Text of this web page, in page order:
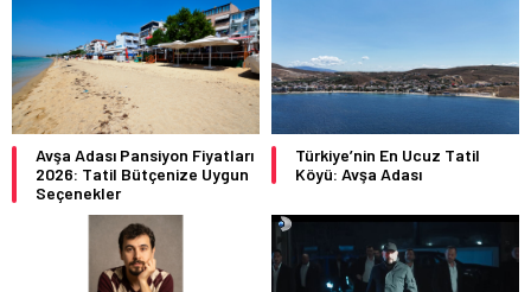
Avşa Adası Pansiyon Fiyatları
2026: Tatil Bütçenize Uygun
Seçenekler
Türkiye’nin En Ucuz Tatil
Köyü: Avşa Adası